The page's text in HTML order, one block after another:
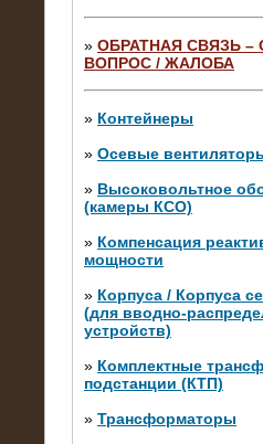
» ОБРАТНАЯ СВЯЗЬ –
ВОПРОС / ЖАЛОБА
» Контейнеры
» Осевые
» Высоковольтное
(камеры КСО)
» Компенсация
мощности
» Корпуса / Корпуса
(для вводно-
устройств)
» Комплектные
подстанции (КТП)
» Трансформаторы
10.04.2015
Аренда нагрузочного
10 кВ
28.02.2015
Нагрузочные модули
штуки)